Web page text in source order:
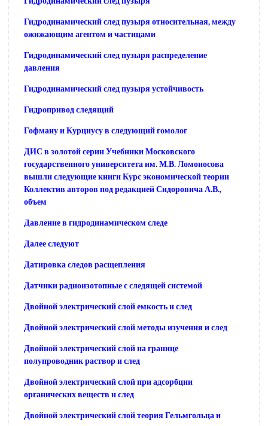
Гидродинамический след пузыря относительная, между
ожижающим агентом и частицами
Гидродинамический след пузыря распределение
давления
Гидродинамический след пузыря устойчивость
Гидропривод следящий
Гофману и Курциусу в следующий гомолог
ДИС в золотой серии Учебники Московского
государственного университета им. М.В. Ломоносова
вышли следующие книги Курс экономической теории
Коллектив авторов под редакцией Сидоровича А.В.,
объем
Давление в гидродинамическом следе
Далее следуют
Датировка следов расщепления
Датчики радиоизотопные с следящей системой
Двойной электрический слой емкость и след
Двойной электрический слой методы изучения и след
Двойной электрический слой на границе
полупроводник раствор и след
Двойной электрический слой при адсорбции
органических веществ н след
Двойной электрический слой теория Гельмгольца и